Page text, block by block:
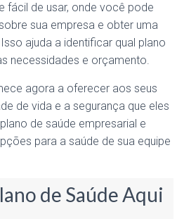
fácil de usar, onde você pode
sua empresa e obter uma
ajuda a identificar qual plano
necessidades e orçamento.
agora a oferecer aos seus
de vida e a segurança que eles
de saúde empresarial e
para a saúde de sua equipe
de Saúde Aqui